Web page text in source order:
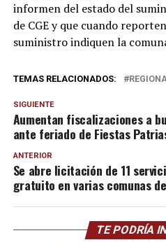
informen del estado del
de CGE y que cuando
suministro indiquen la
TEMAS RELACIONADOS:
SIGUIENTE
Aumentan fiscalizaciones a
ante feriado de Fiestas
ANTERIOR
Se abre licitación de 11
gratuito en varias comunas
TE PODRÍA